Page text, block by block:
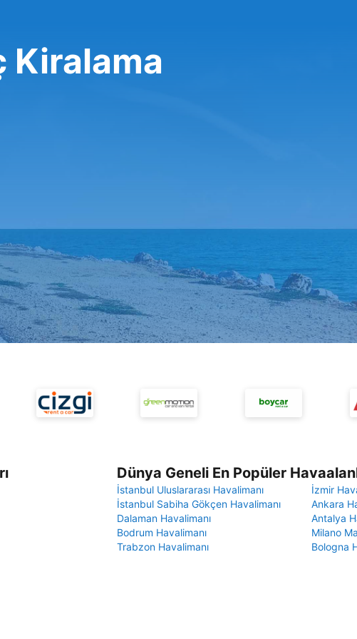
Kiralama
Dünya Geneli En Popüler
İstanbul Uluslararası Havalimanı
İzmir
İstanbul Sabiha Gökçen Havalimanı
Ankara
Dalaman Havalimanı
Antalya
Bodrum Havalimanı
Milano
Trabzon Havalimanı
Bologna